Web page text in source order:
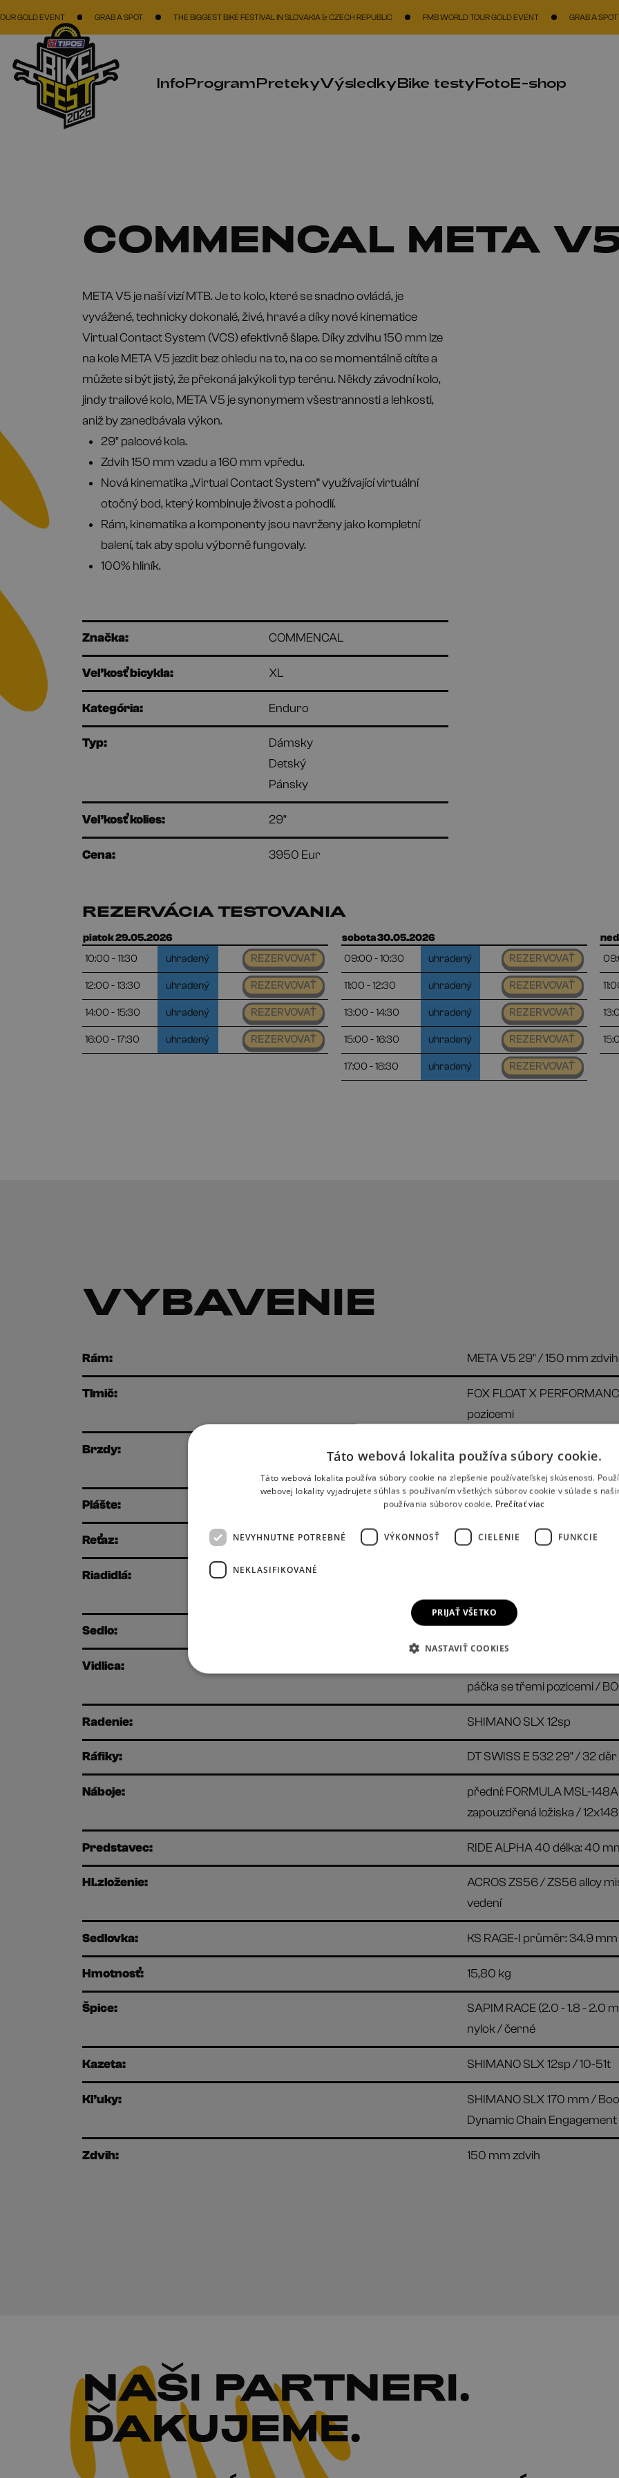
GRAB A SPOT THE BIGGEST BIKE FESTIVAL IN SLOVAKIA & CZECH REPUBLIC FMB WORLD TOUR GOLD EVENT GRAB A SPOT
InfoProgram PretekyVýsledkyBike testyFotoE-shop
COMMENCAL META
META V5 je naší vizí MTB. Je to kolo, které se snadno ovládá, je
vyvážené, technicky dokonalé, živé, hravé a díky nové kinematice
Virtual Contact System (VCS) efektivně šlape. Díky zdvihu 150 mm lze
na kole META V5 jezdit bez ohledu na to, na co se momentálně cítíte a
můžete si být jistý, že překoná jakýkoli typ terénu. Někdy závodní kolo,
jindy trailové kolo, META V5 je synonymem všestrannosti a lehkosti,
aniž by zanedbávala výkon.
29" palcové kola.
Zdvih 150 mm vzadu a 160 mm vpředu.
Nová kinematika „Virtual Contact System“ využívající virtuální
otočný bod, který kombinuje živost a pohodlí.
Rám, kinematika a komponenty jsou navrženy jako kompletní
balení, tak aby spolu výborně fungovaly.
100% hliník.
Značka: COMMENCAL
Veľkosť bicykla: XL
Kategória: Enduro
Typ:
Dámsky
Detský
Pánsky
Veľkosť kolies: 29"
Cena: 3950 Eur
REZERVÁCIA TESTOVANIA
piatok 29.05.2026
10:00 - 11:30
uhradený REZERVOVAŤ
12:00 - 13:30 uhradený REZERVOVAŤ
14:00 - 15:30 uhradený REZERVOVAŤ
16:00 - 17:30 uhradený REZERVOVAŤ
sobota 30.05.2026
09:00 - 10:30
uhradený REZERVOVAŤ
11:00 - 12:30 uhradený REZERVOVAŤ
13:00 - 14:30 uhradený REZERVOVAŤ
15:00 - 16:30 uhradený REZERVOVAŤ
17:00 - 18:30 uhradený REZERVOVAŤ
VYBAVENIE
Rám: META V5 29" / 150 mm
Tlmič:
FOX FLOAT X
pozicemi
Brzdy:
SHIMANO SLX 4-pístové /
Plášte: zadní: MAXXIS MINION
Reťaz: SHIMANO SLX 12sp
Riadidlá:
RIDE ALPHA R27 800 -
stoupání: 27 mm / alloy6061
Sedlo: SDG BEL AIR V3 ocelové ližiny
Vidlica:
FOX 36 PERFORMANCE
páčka se třemi pozicemi /
Radenie: SHIMANO SLX 12sp
Ráfiky: DT SWISS E 532 29" / 32
Náboje:
přední: FORMULA MSL-
zapouzdřená ložiska /
Predstavec: RIDE ALPHA 40 délka: 40
Hl.zloženie:
ACROS ZS56 / ZS56 alloy
vedení
Sedlovka: KS RAGE-I průměr: 34.9
Hmotnosť: 15,80 kg
Špice:
SAPIM RACE (2.0 - 1.8 -
nylok / černé
Kazeta: SHIMANO SLX 12sp / 10-51t
Kľuky:
SHIMANO SLX 170 mm /
Dynamic Chain Engagement
Zdvih: 150 mm zdvih
NAŠI PARTNERI.
ĎAKUJEME.
Táto webová lokalita používa súbory cookie.
Táto webová lokalita používa súbory cookie na zlepšenie používateľskej skúsenosti.
webovej lokality vyjadrujete súhlas s používaním všetkých súborov cookie v súlade s
používania súborov cookie. Prečítať viac
NEVYHNUTNE POTREBNÉ VÝKONNOSŤ CIELENIE FUNKCIE
NEKLASIFIKOVANÉ
PRIJAŤ VŠETKO
NASTAVIŤ COOKIES